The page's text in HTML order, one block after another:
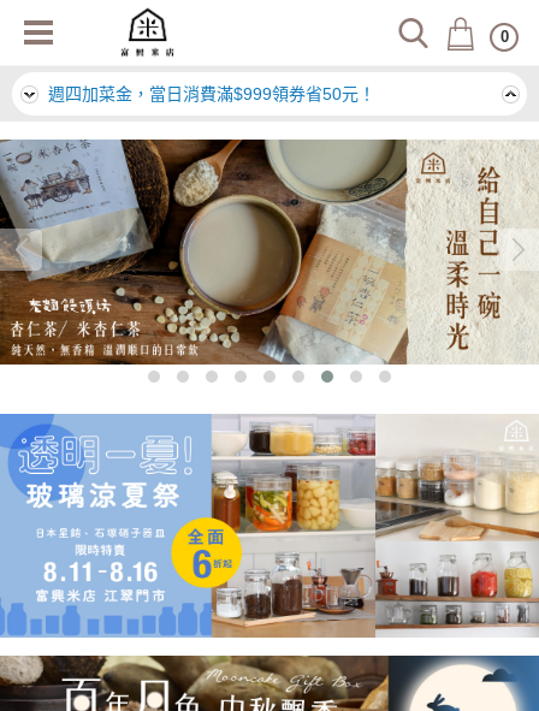
0
日本栗屋嚴選北陸好米，新品上架！
週四加菜金，當日消費滿$999領券省50元！
冷凍商品購物滿$999，領券折49元